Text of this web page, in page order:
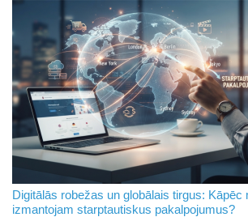
Digitālās robežas un globālais tirgus: Kāpēc
izmantojam starptautiskus pakalpojumus?